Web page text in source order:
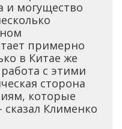
и могущество
примерно
в Китае же
с этими
сторона
которые
сказал Клименко